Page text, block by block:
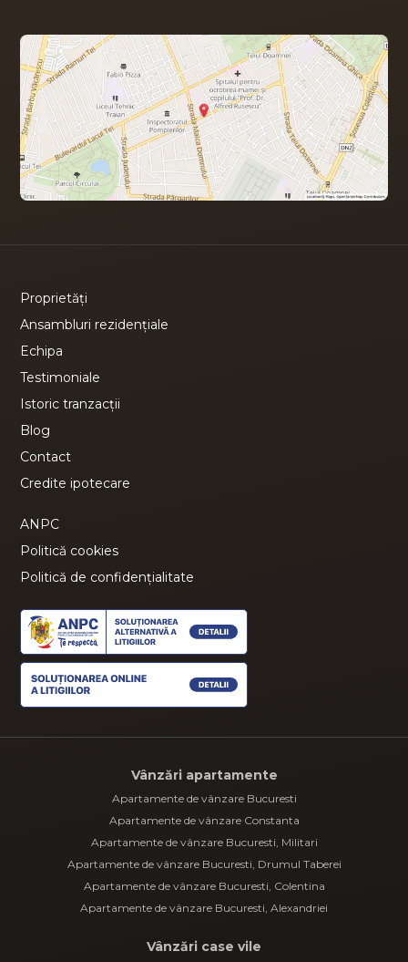
Proprietăți
Ansambluri rezidențiale
Echipa
Testimoniale
Istoric tranzacții
Blog
Contact
Credite ipotecare
ANPC
Politică cookies
Politică de confidențialitate
Vânzări apartamente
Apartamente de vânzare Bucuresti
Apartamente de vânzare Constanta
Apartamente de vânzare Bucuresti, Militari
Apartamente de vânzare Bucuresti, Drumul Taberei
Apartamente de vânzare Bucuresti, Colentina
Apartamente de vânzare Bucuresti, Alexandriei
Vânzări case vile